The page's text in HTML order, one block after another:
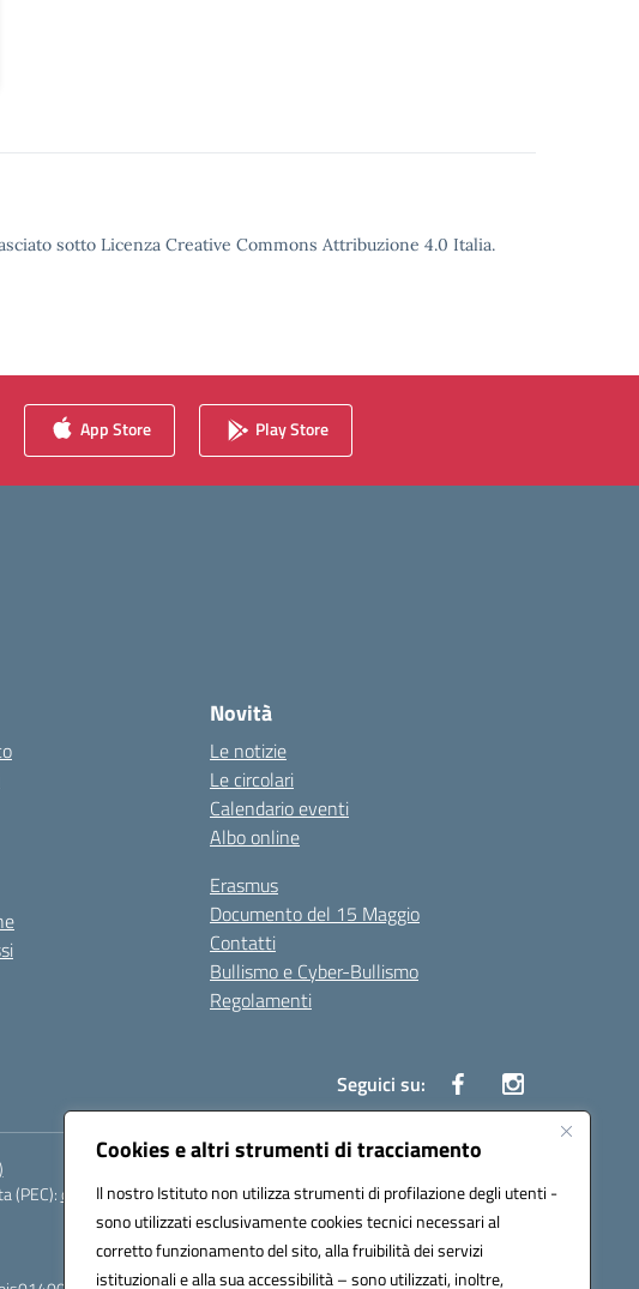
Cookies e altri strumenti di tracciamento
Il nostro Istituto non utilizza strumenti di profilazione degli utenti -
sono utilizzati esclusivamente cookies tecnici necessari al
corretto funzionamento del sito, alla fruibilità dei servizi
istituzionali e alla sua accessibilità – sono utilizzati, inoltre,
sotto Licenza Creative Commons Attribuzione 4.0 Italia.
App Store Play Store
Novità
Le notizie
Le circolari
Calendario eventi
Albo online
Erasmus
Documento del 15 Maggio
Contatti
Bullismo e Cyber-Bullismo
Regolamenti
Seguici su:
(PEC):ceis014005@pec.istruzione.it